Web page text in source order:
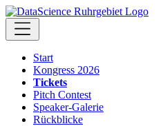
Start
Kongress 2026
Tickets
Pitch Contest
Speaker-Galerie
Rückblicke